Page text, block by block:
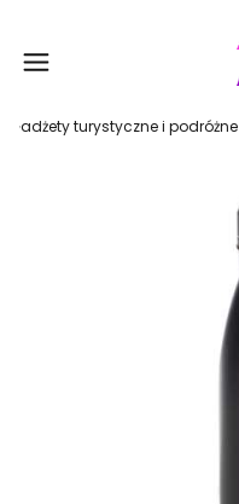
Gadżety turystyczne i podróżne